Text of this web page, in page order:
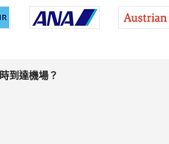
到達機場？